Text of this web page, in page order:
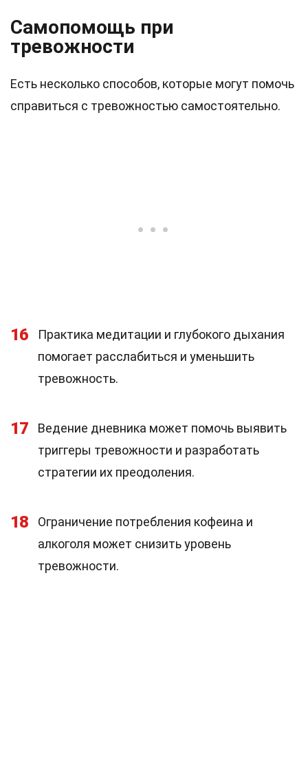
Самопомощь при
тревожности
Есть несколько способов, которые могут помочь
справиться с тревожностью самостоятельно.
16
Практика медитации и глубокого дыхания
помогает расслабиться и уменьшить
тревожность.
17
Ведение дневника может помочь выявить
триггеры тревожности и разработать
стратегии их преодоления.
18
Ограничение потребления кофеина и
алкоголя может снизить уровень
тревожности.